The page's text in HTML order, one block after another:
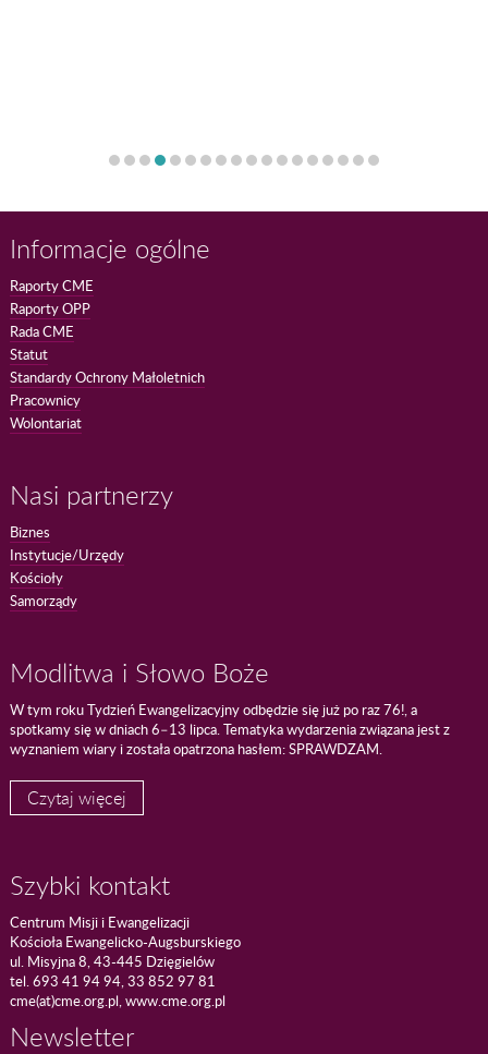
Informacje ogólne
Raporty CME
Raporty OPP
Rada CME
Statut
Standardy Ochrony Małoletnich
Pracownicy
Wolontariat
Nasi partnerzy
Biznes
Instytucje/Urzędy
Kościoły
Samorządy
Modlitwa i Słowo Boże
W tym roku Tydzień Ewangelizacyjny odbędzie się już po raz 76!, a
spotkamy się w dniach 6–13 lipca. Tematyka wydarzenia związana jest z
wyznaniem wiary i została opatrzona hasłem: SPRAWDZAM.
Czytaj więcej
Szybki kontakt
Centrum Misji i Ewangelizacji
Kościoła Ewangelicko-Augsburskiego
ul. Misyjna 8, 43-445 Dzięgielów
tel. 693 41 94 94, 33 852 97 81
cme(at)cme.org.pl, www.cme.org.pl
Newsletter